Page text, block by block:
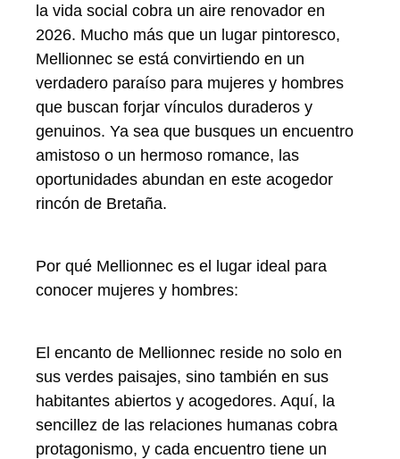
la vida social cobra un aire renovador en
2026. Mucho más que un lugar pintoresco,
Mellionnec se está convirtiendo en un
verdadero paraíso para mujeres y hombres
que buscan forjar vínculos duraderos y
genuinos. Ya sea que busques un encuentro
amistoso o un hermoso romance, las
oportunidades abundan en este acogedor
rincón de Bretaña.
Por qué Mellionnec es el lugar ideal para
conocer mujeres y hombres:
El encanto de Mellionnec reside no solo en
sus verdes paisajes, sino también en sus
habitantes abiertos y acogedores. Aquí, la
sencillez de las relaciones humanas cobra
protagonismo, y cada encuentro tiene un